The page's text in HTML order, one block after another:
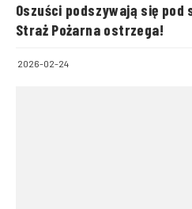
Oszuści podszywają się
Straż Pożarna ostrzega!
2026-02-24